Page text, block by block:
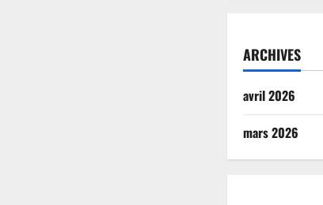
ARCHIVES
avril 2026
mars 2026